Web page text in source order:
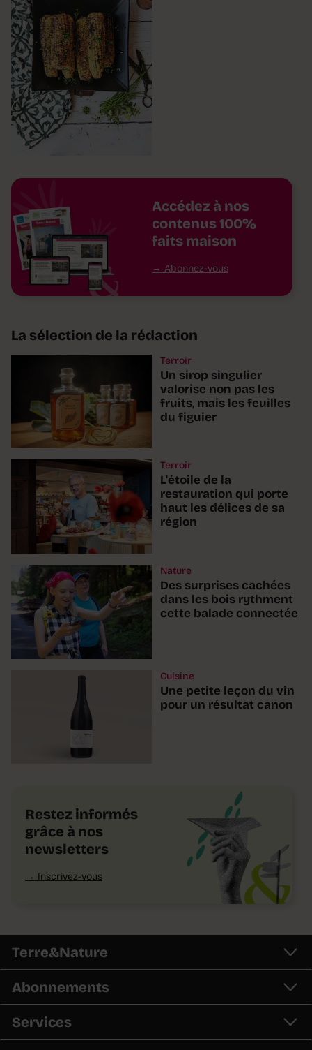
Accédez à nos
contenus 100%
faits maison
Abonnez-vous
La sélection de la rédaction
Terroir
Un sirop singulier
valorise non pas les
fruits, mais les feuilles
du figuier
Terroir
L'étoile de la
restauration qui porte
haut les délices de sa
région
Nature
Des surprises cachées
dans les bois rythment
cette balade connectée
Cuisine
Une petite leçon du vin
pour un résultat canon
Restez informés
grâce à nos
newsletters
Inscrivez-vous
Terre&Nature
Abonnements
Services